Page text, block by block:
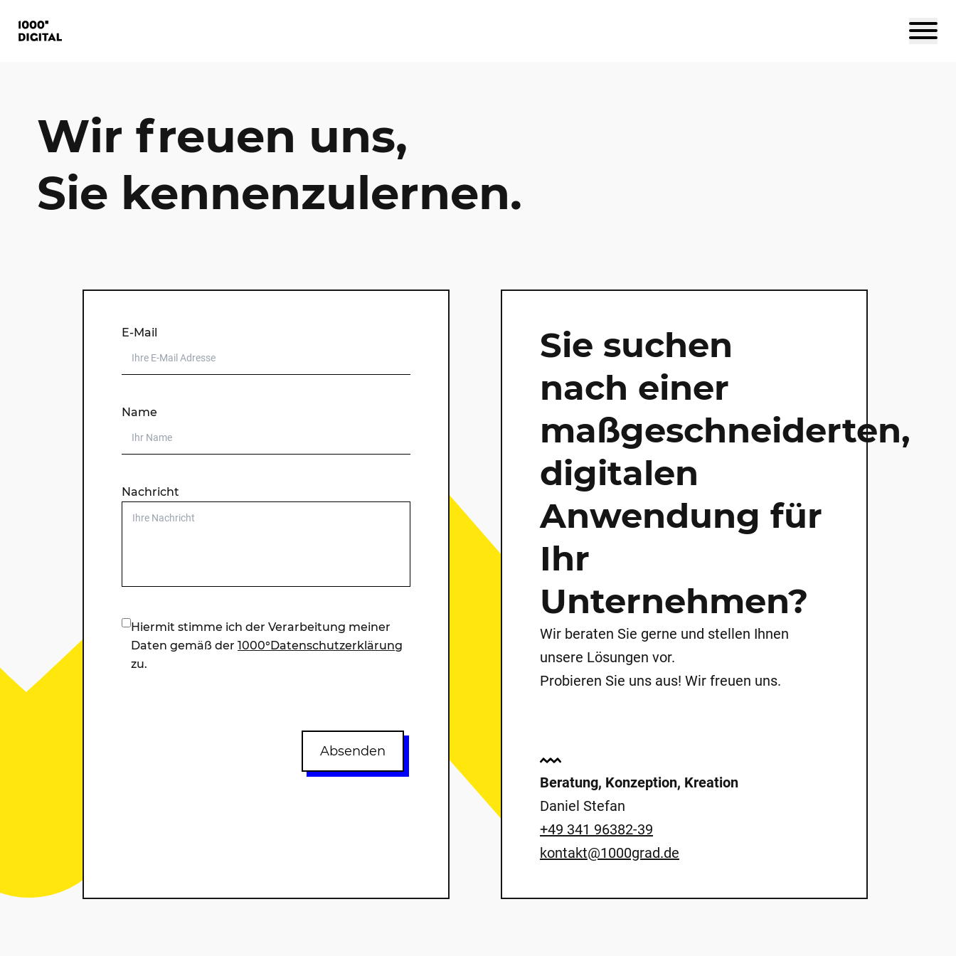
Wir freuen uns,
Sie kennenzulernen.
E-Mail
Name
Nachricht
Hiermit stimme ich der Verarbeitung meiner
Daten gemäß der 1000°Datenschutzerklärung
zu.
Absenden
Sie suchen
nach einer
maßgeschneiderten,
digitalen
Anwendung für
Ihr
Unternehmen?
Wir beraten Sie gerne und stellen Ihnen
unsere Lösungen vor.
Probieren Sie uns aus! Wir freuen uns.
Beratung, Konzeption, Kreation
Daniel Stefan
+49 341 96382-39
kontakt@1000grad.de